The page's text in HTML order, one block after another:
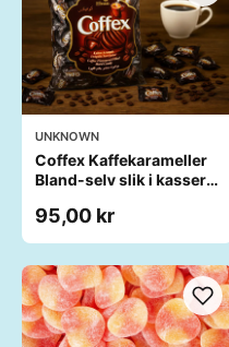
UNKNOWN
Coffex Kaffekarameller
Bland-selv slik i kasser
95,00 kr